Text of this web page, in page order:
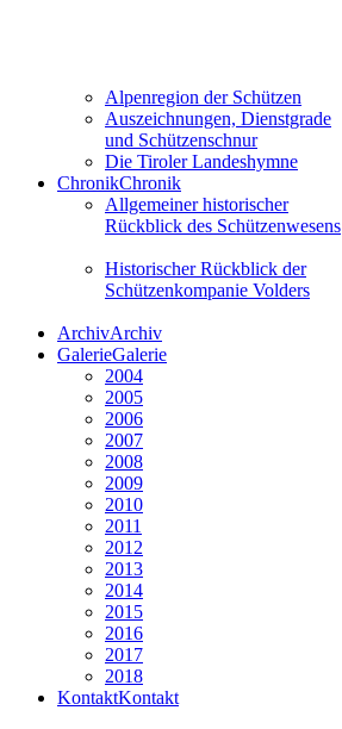
Alpenregion der Schützen
Auszeichnungen, Dienstgrade
und Schützenschnur
Die Tiroler Landeshymne
ChronikChronik
Allgemeiner historischer
Rückblick des Schützenwesens
Historischer Rückblick der
Schützenkompanie Volders
ArchivArchiv
GalerieGalerie
2004
2005
2006
2007
2008
2009
2010
2011
2012
2013
2014
2015
2016
2017
2018
KontaktKontakt